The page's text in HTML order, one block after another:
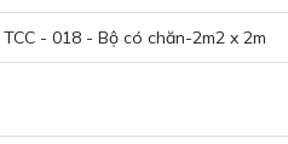
- 018 - Bộ có chăn-2m2 x 2m